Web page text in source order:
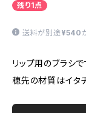
残り1点
送料が別途 ¥540
リップ用のブラシで
穂先の材質はイタ